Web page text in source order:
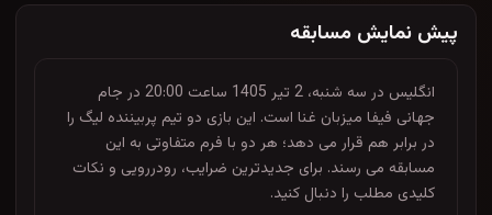
پیش نمایش مسابقه
انگلیس در سه شنبه، 2 تیر 1405 ساعت 20:00 در جام
جهانی فیفا میزبان غنا است. این بازی دو تیم پربیننده لیگ را
در برابر هم قرار می دهد؛ هر دو با فرم متفاوتی به این
مسابقه می رسند. برای جدیدترین ضرایب، رودررویی و نکات
کلیدی مطلب را دنبال کنید.